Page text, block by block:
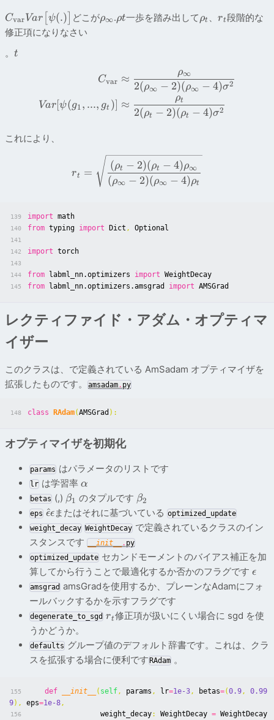
Cvar Var ψ(.) どこがρ∞.ρt一歩を踏み出してρt 、rt段階的な
修正項になりなさい
。 t
Cvar
Var [ψ(g1 , ..., gt )]
≈
2(ρ∞ − 2)(ρ∞ − 4)σ2
ρ∞
≈
2(ρt − 2)(ρt − 4)σ2
ρt
これにより、
rt =
(ρ∞ − 2)(ρ∞ − 4)ρt
(ρt − 2)(ρt − 4)ρ∞
139 import math
140 from typing import Dict , Optional
141
142
import torch
143
144
from labml_nn.optimizers import WeightDecay
145 from labml_nn.optimizers.amsgrad import AMSGrad
レクティファイド・アダム・オプティマ
イザー
このクラスは、で定義されている AmSadam オプティマイザを
拡張したものです。
amsadam. py
148 class RAdam(AMSGrad ):
オプティマイザを初期化
params はパラメータのリストです
lr は学習率 α
betas (,) β1 のタプルです β2
eps ϵ
^ϵまたはそれに基づいている optimized_update
weight_decay WeightDecay で定義されているクラスのイン
スタンスです
__init__ . py
optimized_update セカンドモーメントのバイアス補正を加
算してから行うことで最適化するか否かのフラグです ϵ
amsgrad amsGradを使用するか、プレーンなAdamにフォ
ールバックするかを示すフラグです
degenerate_to_sgd rt修正項が扱いにくい場合に sgd を使
うかどうか。
defaults グループ値のデフォルト辞書です。これは、クラ
スを拡張する場合に便利ですRAdam 。
155 def __init__ ( self, params , lr=1e-3, betas=(0.9,
0.99
9), eps=1e-8,
156 weight_decay: WeightDecay = WeightDecay